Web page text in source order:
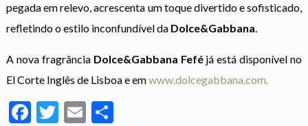
pegada em relevo, acrescenta um toque divertido e sofisticado,
refletindo o estilo inconfundível da Dolce&Gabbana.
A nova fragrância Dolce&Gabbana Feféjá está disponível no
El Corte Inglês de Lisboa e emwww.dolcegabbana.com.
Facebook
Twitter
Email